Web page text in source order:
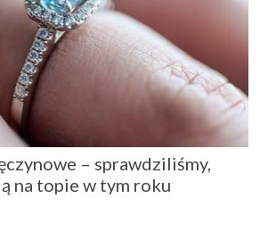
– sprawdziliśmy,
na topie w tym roku